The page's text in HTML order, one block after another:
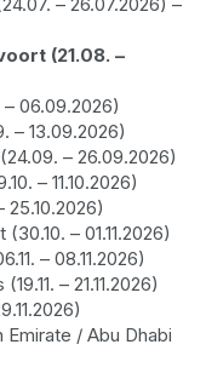
(21.08. –
06.09.2026)
– 13.09.2026)
– 26.09.2026)
– 11.10.2026)
25.10.2026)
– 01.11.2026)
– 08.11.2026)
– 21.11.2026)
/ Abu Dhabi